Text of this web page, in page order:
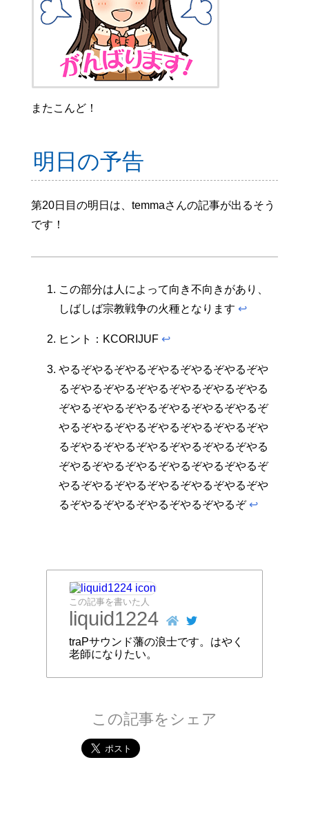
またこんど！
明日の予告
第20日目の明日は、temmaさんの記事が出るそう
です！
この部分は人によって向き不向きがあり、
しばしば宗教戦争の火種となります ↩︎
ヒント：KCORIJUF ↩︎
やるぞやるぞやるぞやるぞやるぞやるぞや
るぞやるぞやるぞやるぞやるぞやるぞやる
ぞやるぞやるぞやるぞやるぞやるぞやるぞ
やるぞやるぞやるぞやるぞやるぞやるぞや
るぞやるぞやるぞやるぞやるぞやるぞやる
ぞやるぞやるぞやるぞやるぞやるぞやるぞ
やるぞやるぞやるぞやるぞやるぞやるぞや
るぞやるぞやるぞやるぞやるぞやるぞ ↩︎
この記事を書いた人
liquid1224
traPサウンド藩の浪士です。はやく
老師になりたい。
この記事をシェア